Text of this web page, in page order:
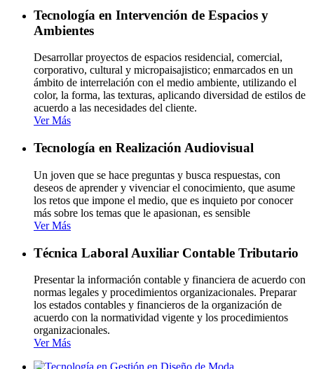
Tecnología en Intervención de Espacios y
Ambientes
Desarrollar proyectos de espacios residencial, comercial,
corporativo, cultural y micropaisajistico; enmarcados en un
ámbito de interrelación con el medio ambiente, utilizando el
color, la forma, las texturas, aplicando diversidad de estilos de
acuerdo a las necesidades del cliente.
Ver Más
Tecnología en Realización Audiovisual
Un joven que se hace preguntas y busca respuestas, con
deseos de aprender y vivenciar el conocimiento, que asume
los retos que impone el medio, que es inquieto por conocer
más sobre los temas que le apasionan, es sensible
Ver Más
Técnica Laboral Auxiliar Contable Tributario
Presentar la información contable y financiera de acuerdo con
normas legales y procedimientos organizacionales. Preparar
los estados contables y financieros de la organización de
acuerdo con la normatividad vigente y los procedimientos
organizacionales.
Ver Más